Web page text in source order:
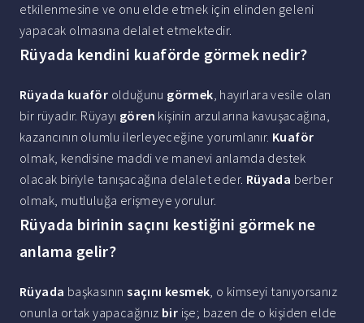
etkilenmesine ve onu elde etmek için elinden geleni
yapacak olmasına delalet etmektedir.
Rüyada kendini kuaförde görmek nedir?
Rüyada kuaför olduğunu görmek, hayırlara vesile olan
bir rüyadır. Rüyayı gören kişinin arzularına kavuşacağına,
kazancının olumlu ilerleyeceğine yorumlanır. Kuaför
olmak, kendisine maddi ve manevi anlamda destek
olacak biriyle tanışacağına delalet eder. Rüyada berber
olmak, mutluluğa erişmeye yorulur.
Rüyada birinin saçını kestiğini görmek ne
anlama gelir?
Rüyada başkasınınsaçını kesmek, o kimseyi tanıyorsanız
onunla ortak yapacağınız bir işe; bazen de o kişiden elde